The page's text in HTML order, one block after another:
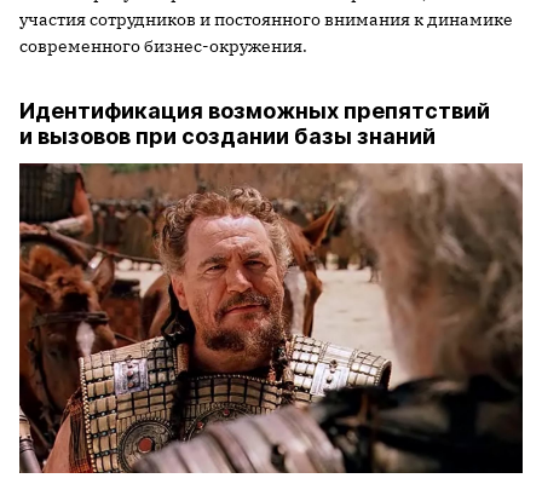
участия сотрудников и постоянного внимания к динамике
современного бизнес-окружения.
Идентификация возможных препятствий
и вызовов при создании базы знаний